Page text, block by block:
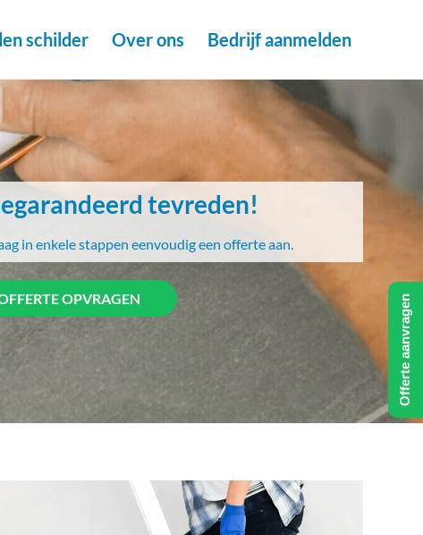
schilder Over ons Bedrijf aanmelden
tevreden!
in enkele stappen eenvoudig een offerte aan.
OPVRAGEN Offerte aanvragen